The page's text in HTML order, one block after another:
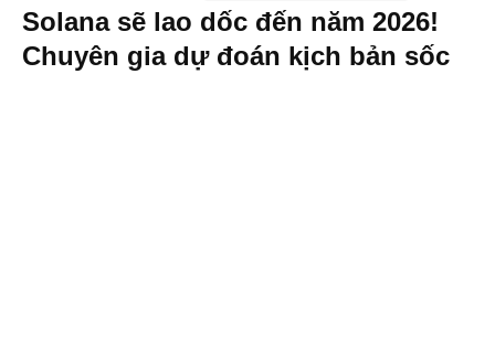
Solana sẽ lao dốc đến năm 2026!
Chuyên gia dự đoán kịch bản sốc